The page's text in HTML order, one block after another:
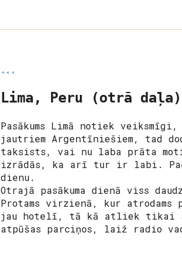
◂◂◂
Lima, Peru (otrā daļa)
Pasākums Limā notiek
jautriem Argentīniešiem, tad
taksists, vai nu laba prāta
izrādās, ka arī tur ir labi.
dienu.
Otrajā pasākuma dienā viss
Protams virzienā, kur
jau hotelī, tā kā atliek tikai
atpūšas parciņos, laiž radio